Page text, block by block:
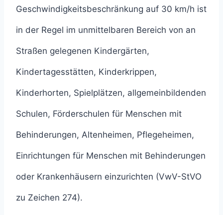
Geschwindigkeitsbeschränkung auf 30 km/h ist
in der Regel im unmittelbaren Bereich von an
Straßen gelegenen Kindergärten,
Kindertagesstätten, Kinderkrippen,
Kinderhorten, Spielplätzen, allgemeinbildenden
Schulen, Förderschulen für Menschen mit
Behinderungen, Altenheimen, Pflegeheimen,
Einrichtungen für Menschen mit Behinderungen
oder Krankenhäusern einzurichten (VwV-StVO
zu Zeichen 274).